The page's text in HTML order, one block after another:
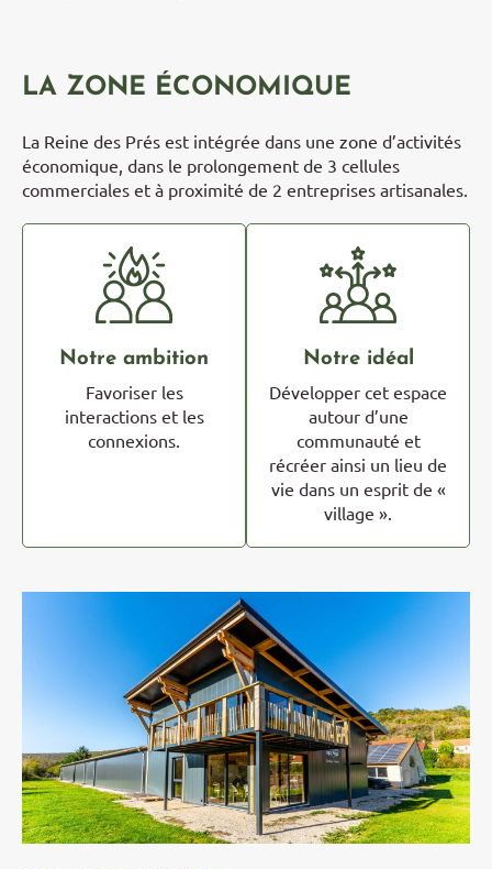
LA ZONE ÉCONOMIQUE
La Reine des Prés est intégrée dans une zone d’activités
économique, dans le prolongement de 3 cellules
commerciales et à proximité de 2 entreprises artisanales.
Notre ambition
Favoriser les
interactions et les
connexions.
Notre idéal
Développer cet espace
autour d’une
communauté et
récréer ainsi un lieu de
vie dans un esprit de «
village ».